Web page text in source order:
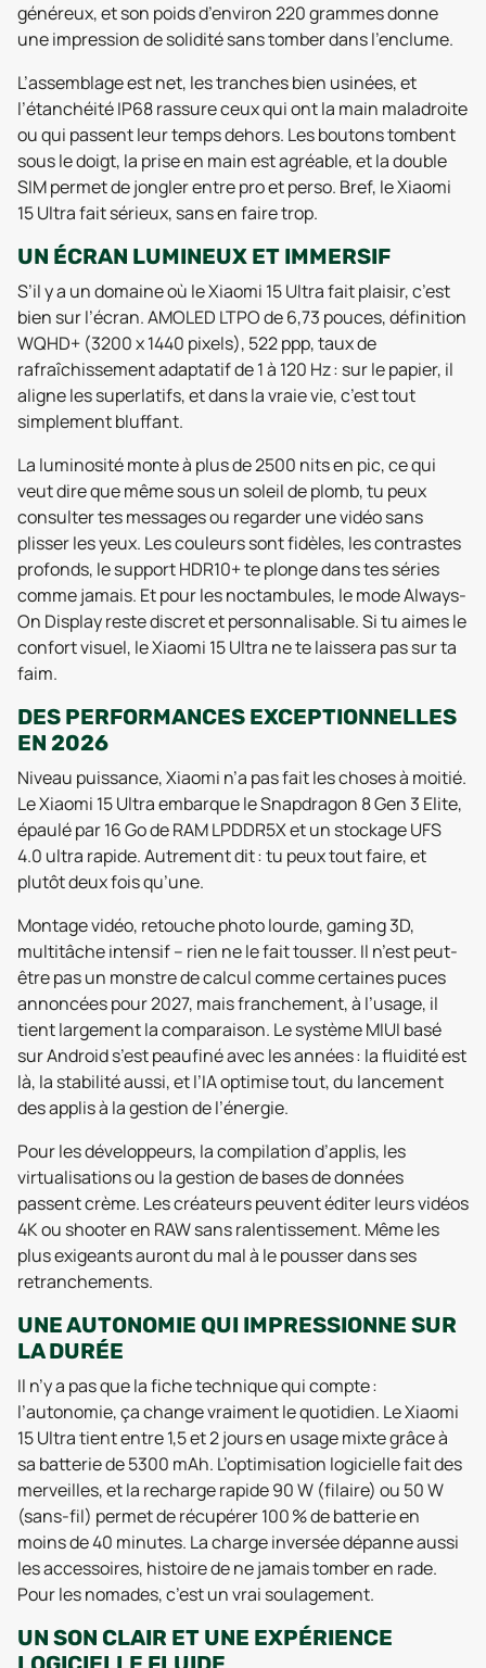
généreux, et son poids d’environ 220 grammes donne
une impression de solidité sans tomber dans l’enclume.
L’assemblage est net, les tranches bien usinées, et
l’étanchéité IP68 rassure ceux qui ont la main maladroite
ou qui passent leur temps dehors. Les boutons tombent
sous le doigt, la prise en main est agréable, et la double
SIM permet de jongler entre pro et perso. Bref, le Xiaomi
15 Ultra fait sérieux, sans en faire trop.
UN ÉCRAN LUMINEUX ET IMMERSIF
S’il y a un domaine où le Xiaomi 15 Ultra fait plaisir, c’est
bien sur l’écran. AMOLED LTPO de 6,73 pouces, définition
WQHD+ (3200 x 1440 pixels), 522 ppp, taux de
rafraîchissement adaptatif de 1 à 120 Hz : sur le papier, il
aligne les superlatifs, et dans la vraie vie, c’est tout
simplement bluffant.
La luminosité monte à plus de 2500 nits en pic, ce qui
veut dire que même sous un soleil de plomb, tu peux
consulter tes messages ou regarder une vidéo sans
plisser les yeux. Les couleurs sont fidèles, les contrastes
profonds, le support HDR10+ te plonge dans tes séries
comme jamais. Et pour les noctambules, le mode Always-
On Display reste discret et personnalisable. Si tu aimes le
confort visuel, le Xiaomi 15 Ultra ne te laissera pas sur ta
faim.
DES PERFORMANCES EXCEPTIONNELLES
EN 2026
Niveau puissance, Xiaomi n’a pas fait les choses à moitié.
Le Xiaomi 15 Ultra embarque le Snapdragon 8 Gen 3 Elite,
épaulé par 16 Go de RAM LPDDR5X et un stockage UFS
4.0 ultra rapide. Autrement dit : tu peux tout faire, et
plutôt deux fois qu’une.
Montage vidéo, retouche photo lourde, gaming 3D,
multitâche intensif – rien ne le fait tousser. Il n’est peut-
être pas un monstre de calcul comme certaines puces
annoncées pour 2027, mais franchement, à l’usage, il
tient largement la comparaison. Le système MIUI basé
sur Android s’est peaufiné avec les années : la fluidité est
là, la stabilité aussi, et l’IA optimise tout, du lancement
des applis à la gestion de l’énergie.
Pour les développeurs, la compilation d’applis, les
virtualisations ou la gestion de bases de données
passent crème. Les créateurs peuvent éditer leurs vidéos
4K ou shooter en RAW sans ralentissement. Même les
plus exigeants auront du mal à le pousser dans ses
retranchements.
UNE AUTONOMIE QUI IMPRESSIONNE SUR
LA DURÉE
Il n’y a pas que la fiche technique qui compte :
l’autonomie, ça change vraiment le quotidien. Le Xiaomi
15 Ultra tient entre 1,5 et 2 jours en usage mixte grâce à
sa batterie de 5300 mAh. L’optimisation logicielle fait des
merveilles, et la recharge rapide 90 W (filaire) ou 50 W
(sans-fil) permet de récupérer 100 % de batterie en
moins de 40 minutes. La charge inversée dépanne aussi
les accessoires, histoire de ne jamais tomber en rade.
Pour les nomades, c’est un vrai soulagement.
UN SON CLAIR ET UNE EXPÉRIENCE